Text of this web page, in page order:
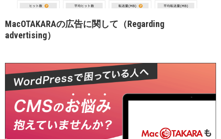
MacOTAKARAの広告に関して（Regarding
advertising）